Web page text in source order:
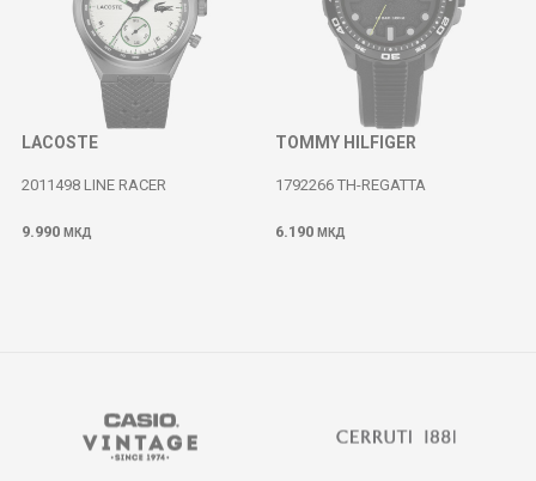
LACOSTE
2011498 LINE RACER
9.990 МКД
TOMMY HILFIGER
1792266 TH-REGATTA
6.190 МКД